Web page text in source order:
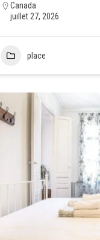
Canada
juillet 27, 2026
place